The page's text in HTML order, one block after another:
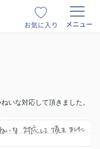
お気に入り メニュー
いな対応して頂きました。